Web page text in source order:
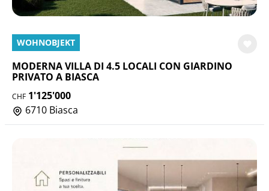
WOHNOBJEKT
MODERNA VILLA DI 4.5 LOCALI CON GIARDINO
PRIVATO A BIASCA
CHF 1'125'000
6710 Biasca